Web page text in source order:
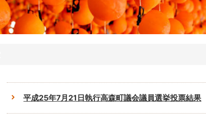
平成25年7月21日執行高森町議会議員選挙投票結果